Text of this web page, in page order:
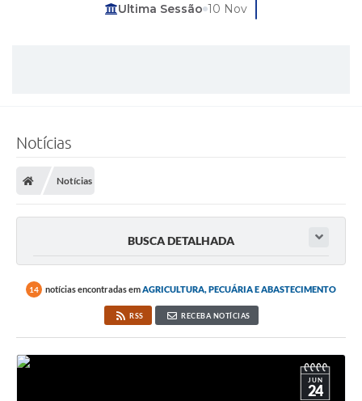
Última Sessão 10 Nov
Notícias
Notícias
BUSCA DETALHADA
14 notícias encontradas emAGRICULTURA, PECUÁRIA E ABASTECIMENTO
RSS RECEBA NOTÍCIAS
JUN
24